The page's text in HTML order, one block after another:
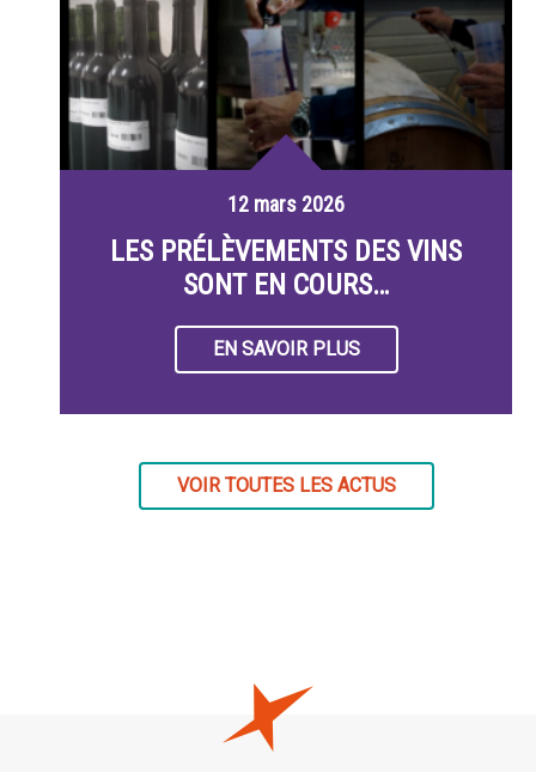
12 mars 2026
LES PRÉLÈVEMENTS DES VINS
SONT EN COURS…
EN SAVOIR PLUS
VOIR TOUTES LES ACTUS